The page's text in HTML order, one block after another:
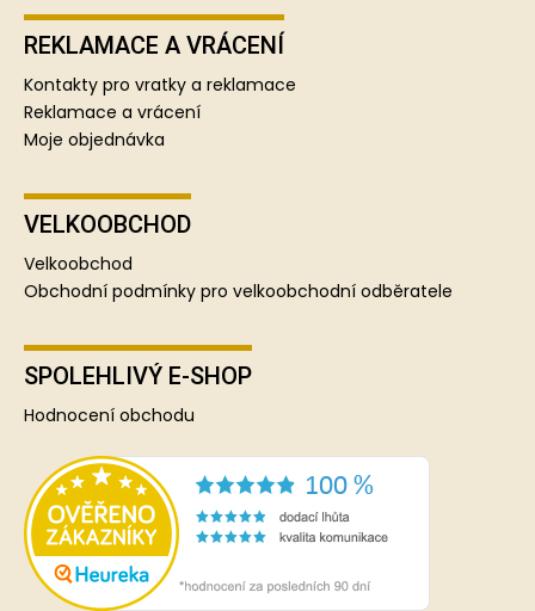
REKLAMACE A VRÁCENÍ
Kontakty pro vratky a reklamace
Reklamace a vrácení
Moje objednávka
VELKOOBCHOD
Velkoobchod
Obchodní podmínky pro velkoobchodní odběratele
SPOLEHLIVÝ E-SHOP
Hodnocení obchodu